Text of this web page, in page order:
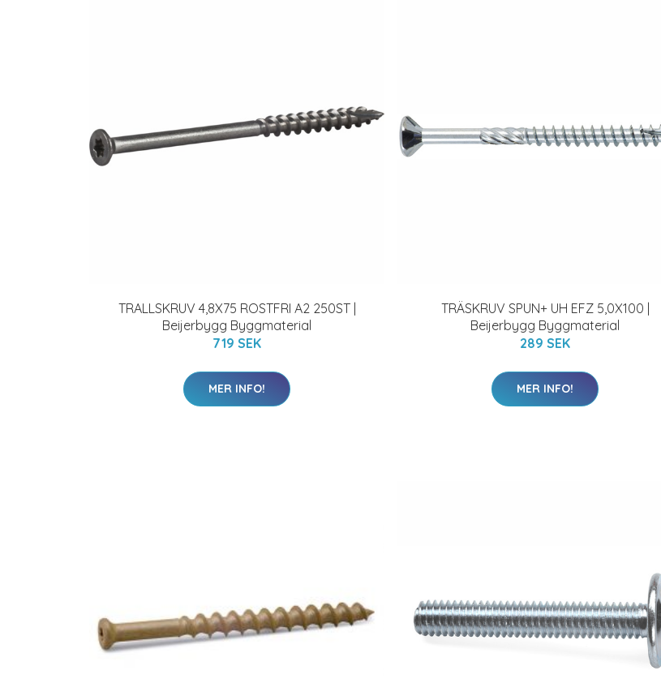
TRALLSKRUV 4,8X75 ROSTFRI A2 250ST |
Beijerbygg Byggmaterial
719 SEK
MER INFO!
TRÄSKRUV SPUN+ UH EFZ 5,0X100 |
Beijerbygg Byggmaterial
289 SEK
MER INFO!